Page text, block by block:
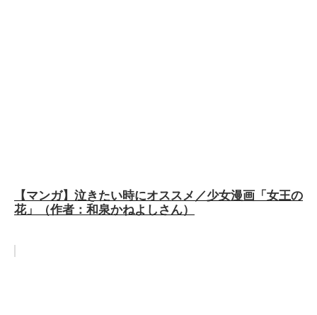
【マンガ】泣きたい時にオススメ／少女漫画「女王の
花」（作者：和泉かねよしさん）